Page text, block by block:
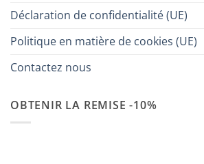
Déclaration de confidentialité (UE)
Politique en matière de cookies (UE)
Contactez nous
OBTENIR LA REMISE -10%